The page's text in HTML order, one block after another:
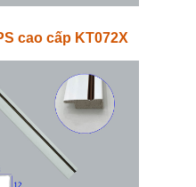
cao cấp KT072X